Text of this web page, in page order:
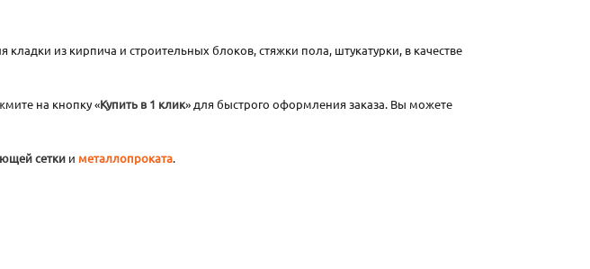
из кирпича и строительных блоков, стяжки пола, штукатурки, в качестве
на кнопку «Купить в 1 клик» для быстрого оформления заказа. Вы можете
сетки и металлопроката.